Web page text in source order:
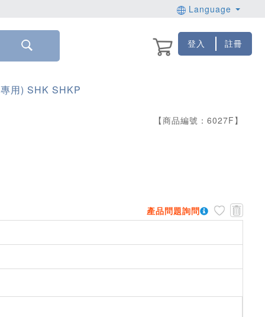
Language
登入 註冊
用) SHK SHKP
【商品編號： 6027F 】
產品問題詢問